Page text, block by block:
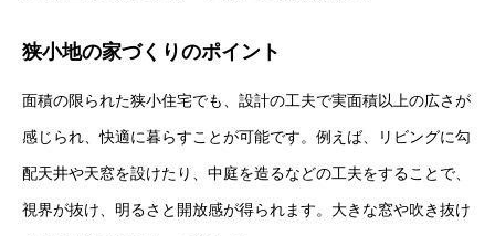
狭小地の家づくりのポイント
面積の限られた狭小住宅でも、設計の工夫で実面積以上の広さが
感じられ、快適に暮らすことが可能です。例えば、リビングに勾
配天井や天窓を設けたり、中庭を造るなどの工夫をすることで、
視界が抜け、明るさと開放感が得られます。大きな窓や吹き抜け